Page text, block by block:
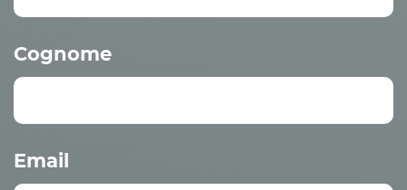
Cognome
Email